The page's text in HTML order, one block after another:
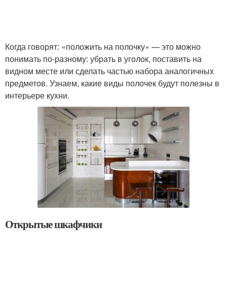
Когда говорят: «положить на полочку» — это можно
понимать по-разному: убрать в уголок, поставить на
видном месте или сделать частью набора аналогичных
предметов. Узнаем, какие виды полочек будут полезны в
интерьере кухни.
Открытые шкафчики